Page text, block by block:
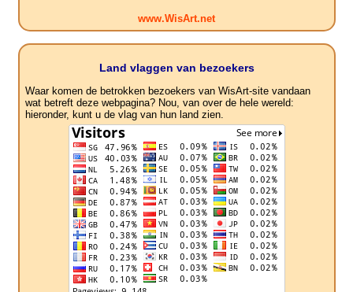
www.WisArt.net
Land vlaggen van bezoekers
Waar komen de betrokken bezoekers van WisArt-site vandaan
wat betreft deze webpagina? Nou, van over de hele wereld:
hieronder, kunt u de vlag van hun land zien.